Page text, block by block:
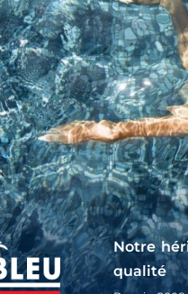
Notre
qualité